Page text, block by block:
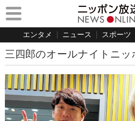
エンタメ ニュース スポーツ
三四郎のオールナイトニッ